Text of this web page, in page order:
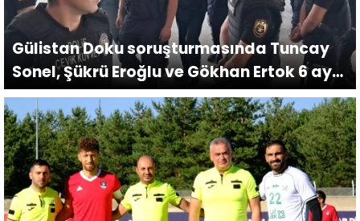
Gülistan Doku soruşturmasında Tuncay
Sonel, Şükrü Eroğlu ve Gökhan Ertok 6 ayrı
suçtan tutuklandı